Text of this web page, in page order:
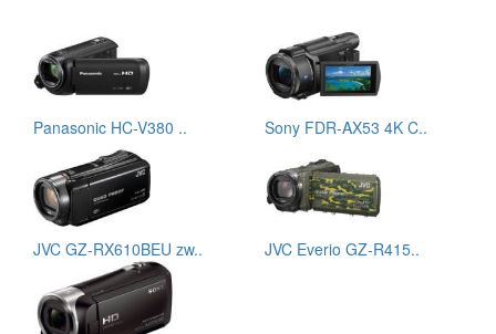
Panasonic HC-V380 .. Sony FDR-AX53 4K C..
JVC GZ-RX610BEU zw.. JVC Everio GZ-R415..